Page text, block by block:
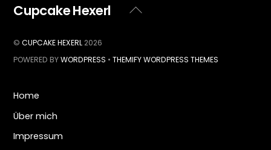
Back
Cupcake Hexerl
©CUPCAKE HEXERL 2026
POWERED BYWORDPRESS •THEMIFY WORDPRESS THEMES
Home
Über mich
Impressum